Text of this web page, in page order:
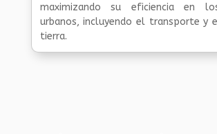
maximizando su eficiencia en
urbanos, incluyendo el transporte y
tierra.